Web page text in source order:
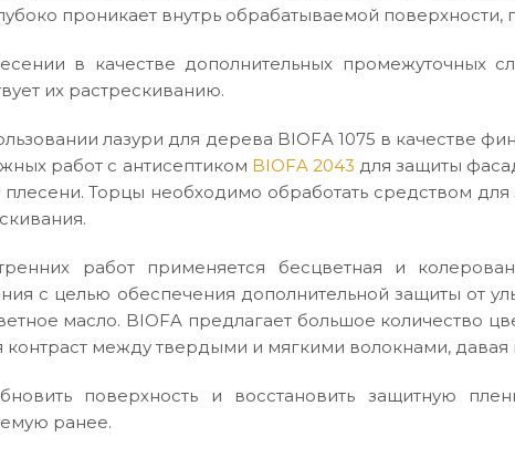
проникает внутрь обрабатываемой
в качестве дополнительных промежуточных
их растрескиванию.
лазури для дерева BIOFA 1075 в качестве
работ с антисептиком BIOFA 2043 для защиты
плесени. Торцы необходимо обработать средством
работ применяется бесцветная и
с целью обеспечения дополнительной защиты от
масло. BIOFA предлагает большое количество
контраст между твердыми и мягкими волокнами,
поверхность и восстановить защитную
ранее.